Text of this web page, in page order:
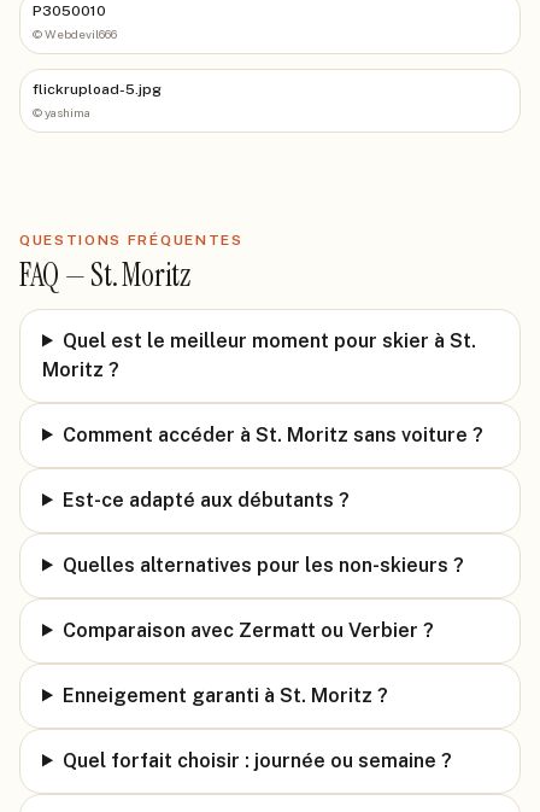
P3050010
©Webdevil666
flickrupload-5.jpg
©yashima
QUESTIONS FRÉQUENTES
FAQ —St. Moritz
Quel est le meilleur moment pour skier à St.
Moritz ?
Comment accéder à St. Moritz sans voiture ?
Est-ce adapté aux débutants ?
Quelles alternatives pour les non-skieurs ?
Comparaison avec Zermatt ou Verbier ?
Enneigement garanti à St. Moritz ?
Quel forfait choisir : journée ou semaine ?